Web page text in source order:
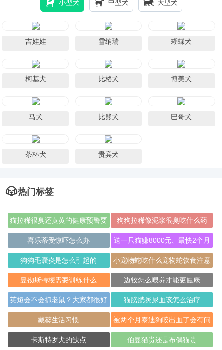
小型犬 中型犬 大型犬
吉娃娃 雪纳瑞 蝴蝶犬
柯基犬 比格犬 博美犬
马犬 比熊犬 巴哥犬
茶杯犬 贵宾犬
热门标签
猫拉稀很臭还黄黄的健康预警要
重视
狗狗拉稀像泥浆很臭吃什么药
喜乐蒂受惊吓怎么办
送一只猫赚8000元、最快2个月
回本
狗狗毛囊炎是怎么引起的
小宠物蛇吃什么宠物蛇饮食注意
的事项
曼彻斯特梗需要训练什么 边牧怎么喂养才能更健康
英短会不会抓老鼠？大家都很好
奇吧
猫膀胱炎尿血该怎么治疗
藏獒生活习惯
被两个月泰迪狗咬出血了会有问
题吗？
卡斯特罗犬的缺点 伯曼猫贵还是布偶猫贵